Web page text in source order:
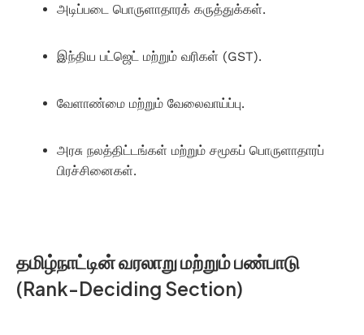
அடிப்படை பொருளாதாரக் கருத்துக்கள்.
இந்திய பட்ஜெட் மற்றும் வரிகள் (GST).
வேளாண்மை மற்றும் வேலைவாய்ப்பு.
அரசு நலத்திட்டங்கள் மற்றும் சமூகப் பொருளாதாரப்
பிரச்சினைகள்.
தமிழ்நாட்டின் வரலாறு மற்றும் பண்பாடு
(Rank-Deciding Section)